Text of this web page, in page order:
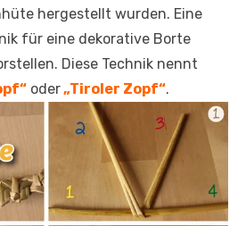
hergestellt wurden. Eine
für eine dekorative Borte
Diese Technik nennt
oder„Tiroler Zopf“.